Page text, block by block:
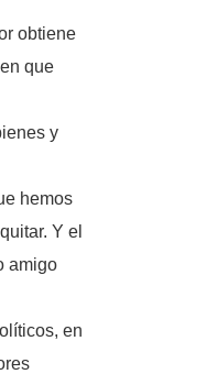
obtiene
que
y
hemos
Y el
amigo
en